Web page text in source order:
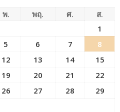
พ. พฤ. ศ.
ส.
1
5 6 7
8
12 13 14
15
19 20 21
22
26 27 28
29